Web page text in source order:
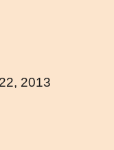
2013